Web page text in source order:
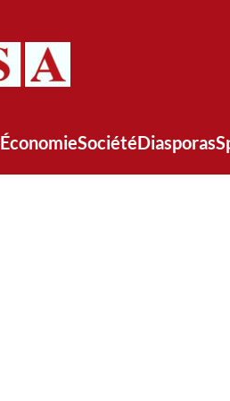
ÉconomieSociétéDiasporas